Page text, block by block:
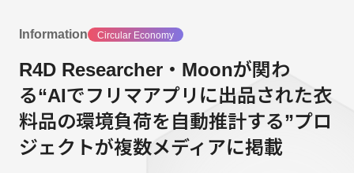
Information Circular Economy
R4D Researcher・Moonが関わ
る“AIでフリマアプリに出品された衣
料品の環境負荷を自動推計する”プロ
ジェクトが複数メディアに掲載